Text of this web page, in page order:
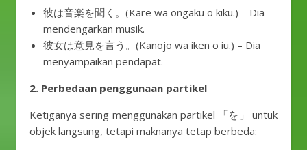
彼は音楽を聞く。(Kare wa ongaku o kiku.) – Dia
mendengarkan musik.
彼女は意見を言う。(Kanojo wa iken o iu.) – Dia
menyampaikan pendapat.
2. Perbedaan penggunaan partikel
Ketiganya sering menggunakan partikel 「を」 untuk
objek langsung, tetapi maknanya tetap berbeda: